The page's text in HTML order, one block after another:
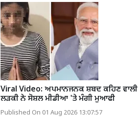
Viral Video: ਅਪਮਾਨਜਨਕ ਸ਼ਬਦ ਕਹਿਣ ਵਾਲੀ
ਲੜਕੀ ਨੇ ਸੋਸ਼ਲ ਮੀਡੀਆ 'ਤੇ ਮੰਗੀ ਮੁਆਫੀ
Published On 01 Aug 2026 13:07:57